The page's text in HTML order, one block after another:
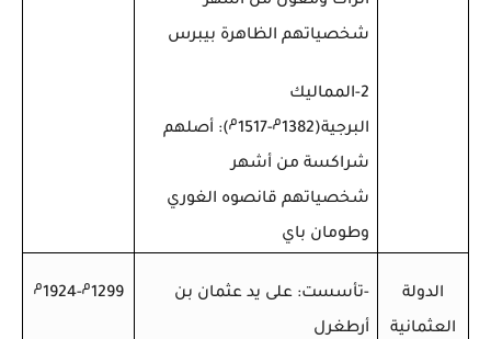
شخصياتهم الظاهرة بيبرس
2-المماليك
البرجية(1382
م-1517 م): أصلهم
شراكسة من أشهر
شخصياتهم قانصوه الغوري
وطومان باي
الدولة
العثمانية
-تأسست: على يد عثمان بن
أرطغرل
1299م-1924 م